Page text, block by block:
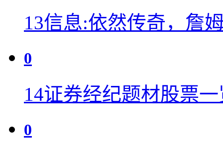
13信息:依然传奇，詹
0
14证券经纪题材股票
0